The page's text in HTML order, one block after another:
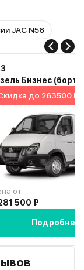
JAC N56
Бизнес
до 263500 Р
от
500 ₽
Подробнее